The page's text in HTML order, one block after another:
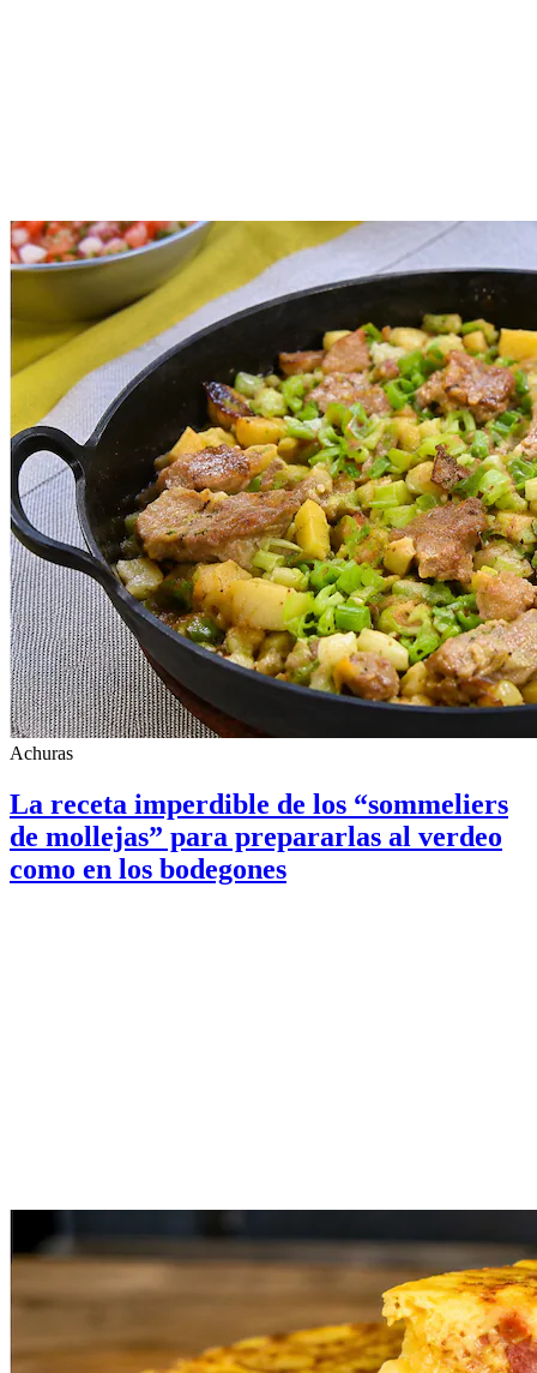
Achuras
La receta imperdible de los “sommeliers
de mollejas” para prepararlas al verdeo
como en los bodegones